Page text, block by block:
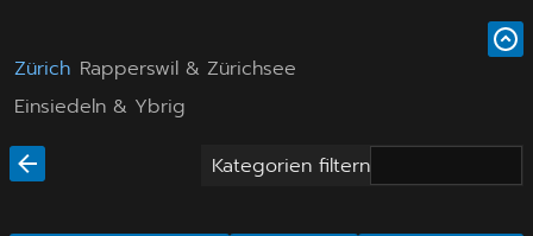
Zürich Rapperswil & Zürichsee
Einsiedeln & Ybrig
Kategorien filtern